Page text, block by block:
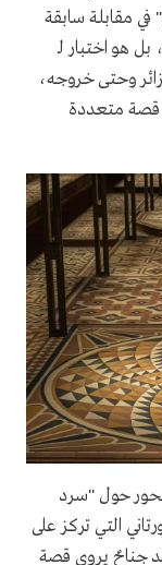
مقابلة سابقة
اختبار لـ
وحتى خروجه،
متعددة
حول "سرد
التي تركز على
جناحٌ يروي قصة